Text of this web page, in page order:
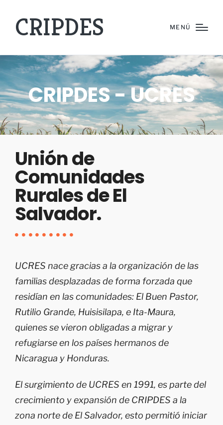
CRIPDES MENÚ
CRIPDES - UCRES
Unión de
Comunidades
Rurales de El
Salvador.
UCRES nace gracias a la organización de las
familias desplazadas de forma forzada que
residían en las comunidades: El Buen Pastor,
Rutilio Grande, Huisisilapa, e Ita-Maura,
quienes se vieron obligadas a migrar y
refugiarse en los países hermanos de
Nicaragua y Honduras.
El surgimiento de UCRES en 1991, es parte del
crecimiento y expansión de CRIPDES a la
zona norte de El Salvador, esto permitió iniciar